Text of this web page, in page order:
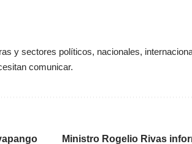
y sectores políticos, nacionales,
comunicar.
Ministro Rogelio Rivas